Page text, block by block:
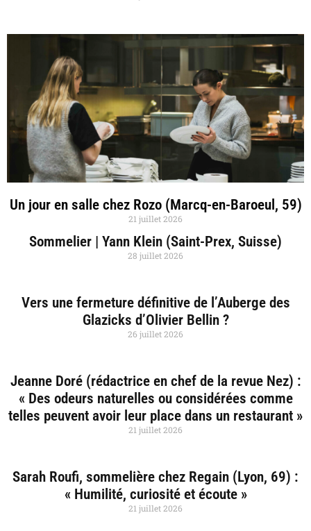
Un jour en salle chez Rozo (Marcq-en-Baroeul, 59)
21 juillet 2026
Sommelier | Yann Klein (Saint-Prex, Suisse)
28 juillet 2026
Vers une fermeture définitive de l’Auberge des
Glazicks d’Olivier Bellin ?
26 juillet 2026
Jeanne Doré (rédactrice en chef de la revue Nez) :
« Des odeurs naturelles ou considérées comme
telles peuvent avoir leur place dans un restaurant »
21 juillet 2026
Sarah Roufi, sommelière chez Regain (Lyon, 69) :
« Humilité, curiosité et écoute »
21 juillet 2026